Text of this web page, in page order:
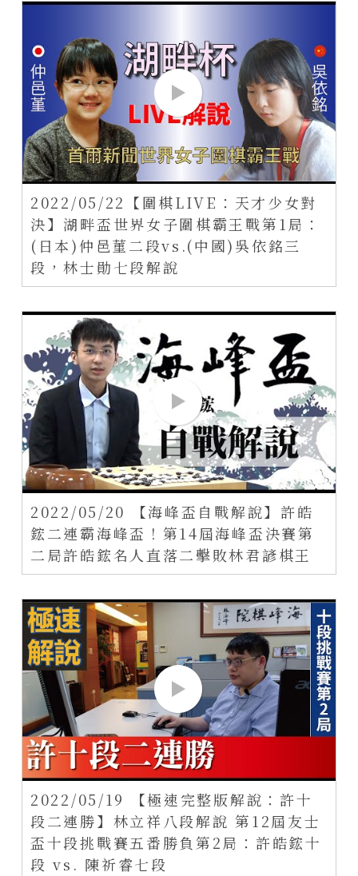
2022/05/22【圍棋LIVE：天才少女對
決】湖畔盃世界女子圍棋霸王戰第1局：
(日本)仲邑菫二段vs.(中國)吳依銘三
段，林士勛七段解說
2022/05/20 【海峰盃自戰解說】許皓
鋐二連霸海峰盃！第14屆海峰盃決賽第
二局許皓鋐名人直落二擊敗林君諺棋王
2022/05/19 【極速完整版解說：許十
段二連勝】林立祥八段解說 第12屆友士
盃十段挑戰賽五番勝負第2局：許皓鋐十
段 vs. 陳祈睿七段